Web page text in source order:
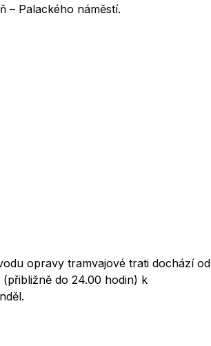
– Palackého náměstí.
opravy tramvajové trati dochází od
do 24.00 hodin) k